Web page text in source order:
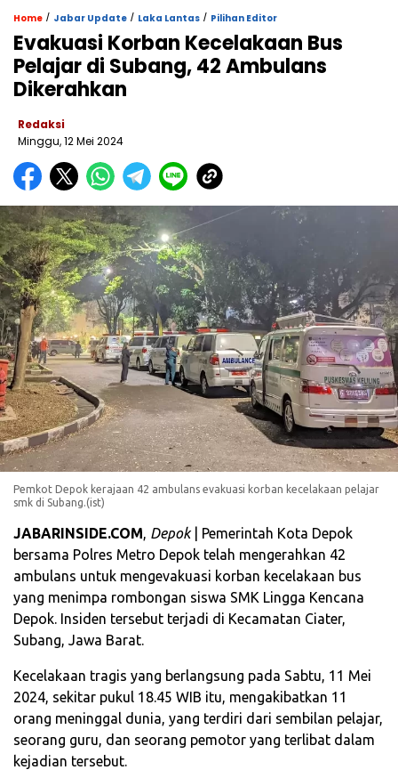
Home / Jabar Update / Laka Lantas / Pilihan Editor
Evakuasi Korban Kecelakaan Bus
Pelajar di Subang, 42 Ambulans
Dikerahkan
Redaksi
Minggu, 12 Mei 2024
Pemkot Depok kerajaan 42 ambulans evakuasi korban kecelakaan pelajar
smk di Subang.(ist)
JABARINSIDE.COM, Depok| Pemerintah Kota Depok
bersama Polres Metro Depok telah mengerahkan 42
ambulans untuk mengevakuasi korban kecelakaan bus
yang menimpa rombongan siswa SMK Lingga Kencana
Depok. Insiden tersebut terjadi di Kecamatan Ciater,
Subang, Jawa Barat.
Kecelakaan tragis yang berlangsung pada Sabtu, 11 Mei
2024, sekitar pukul 18.45 WIB itu, mengakibatkan 11
orang meninggal dunia, yang terdiri dari sembilan pelajar,
seorang guru, dan seorang pemotor yang terlibat dalam
kejadian tersebut.